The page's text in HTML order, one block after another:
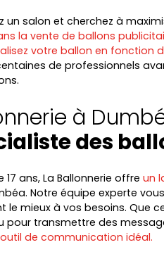
un salon et cherchez à
la vente de ballons
votre ballon en fonction
de professionnels
à
des
17 ans, La Ballonnerie offre un
Notre équipe experte
le mieux à vos besoins. Que
pour transmettre des
de communication idéal.